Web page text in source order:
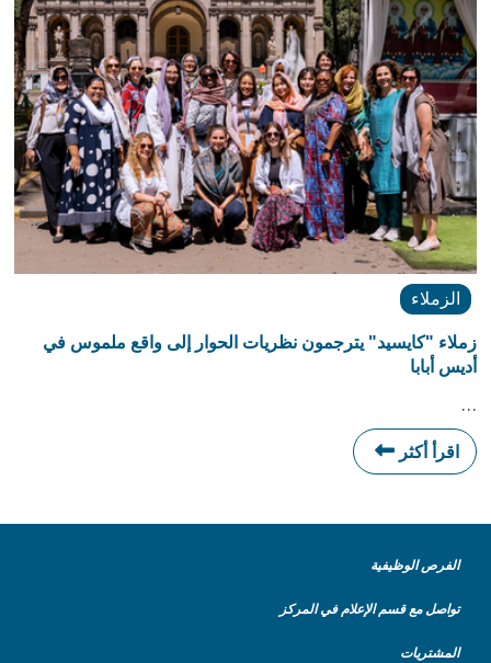
الزملاء
زملاء "كايسيد" يترجمون نظريات الحوار إلى واقع ملموس في
أديس أبابا
…
اقرأ أكثر
الفرص الوظيفية
تواصل مع قسم الإعلام في المركز
المشتريات